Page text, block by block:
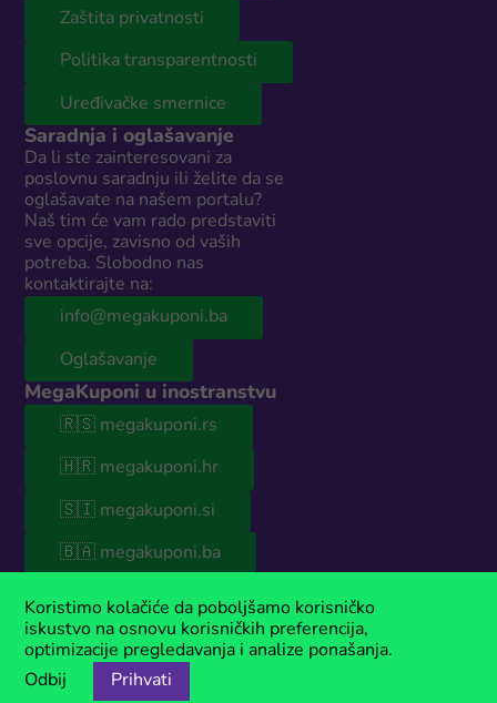
Zaštita privatnosti
Politika transparentnosti
Uređivačke smernice
Saradnja i oglašavanje
Da li ste zainteresovani za
poslovnu saradnju ili želite da se
oglašavate na našem portalu?
Naš tim će vam rado predstaviti
sve opcije, zavisno od vaših
potreba. Slobodno nas
kontaktirajte na:
info@megakuponi.ba
Oglašavanje
MegaKuponi u inostranstvu
🇷🇸 megakuponi.rs
🇭🇷 megakuponi.hr
🇸🇮 megakuponi.si
🇧🇦 megakuponi.ba
Naš sajt sadrži sponzorisani sadržaj. Ako koristiš naše kupone, moguće
je da ćemo u nekim slučajevima zaraditi malu proviziju. MegaKuponi®
je registrovani zaštitni znak kompanije Anima Media.
Koristimo kolačiće da poboljšamo korisničko
iskustvo na osnovu korisničkih preferencija,
optimizacije pregledavanja i analize ponašanja.
Odbij
Prihvati